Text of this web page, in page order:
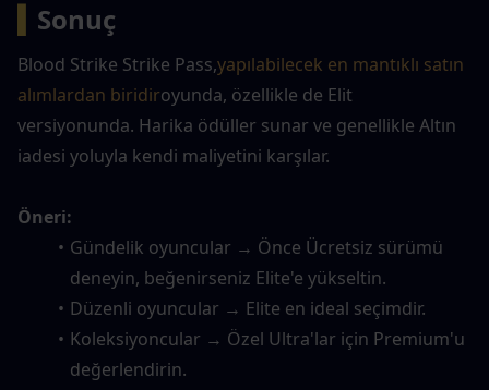
Sonuç
Blood Strike Strike Pass,yapılabilecek en mantıklı satın
alımlardan biridiroyunda, özellikle de Elit
versiyonunda. Harika ödüller sunar ve genellikle Altın
iadesi yoluyla kendi maliyetini karşılar.
Öneri:
Gündelik oyuncular → Önce Ücretsiz sürümü
deneyin, beğenirseniz Elite'e yükseltin.
Düzenli oyuncular → Elite en ideal seçimdir.
Koleksiyoncular → Özel Ultra'lar için Premium'u
değerlendirin.